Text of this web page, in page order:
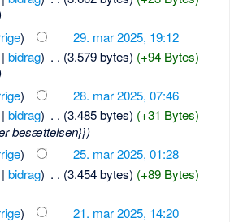
)
29. mar 2025, 19:12
bidrag) . . (3.579 bytes) (+94 Bytes)
)
28. mar 2025, 07:46
bidrag) . . (3.485 bytes) (+31 Bytes)
besættelsen}})
)
25. mar 2025, 01:28
bidrag) . . (3.454 bytes) (+89 Bytes)
)
21. mar 2025, 14:20